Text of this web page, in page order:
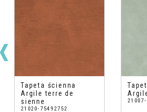
Tapeta ścienna
Argile terre de
sienne
21020-75492752